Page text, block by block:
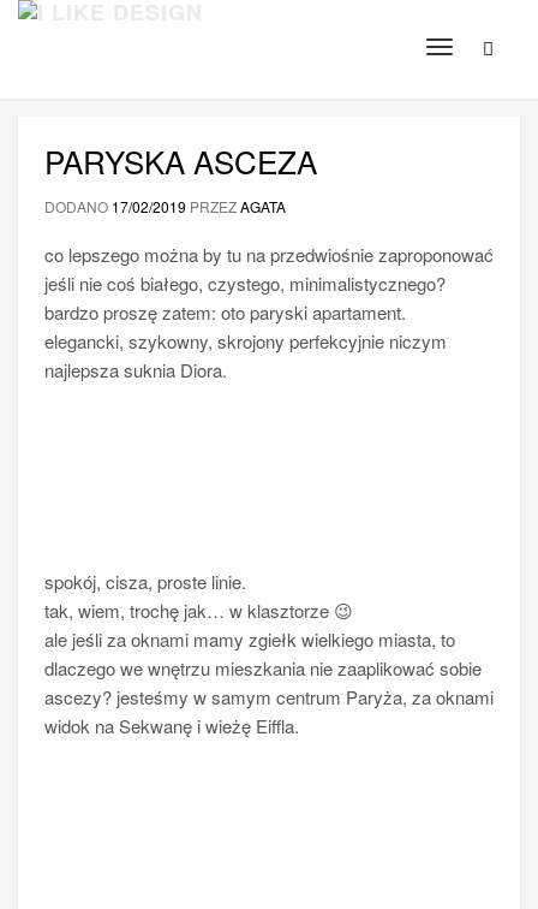
Toggle
PARYSKA ASCEZA
DODANO 17/02/2019 PRZEZAGATA
co lepszego można by tu na przedwiośnie zaproponować
jeśli nie coś białego, czystego, minimalistycznego?
bardzo proszę zatem: oto paryski apartament.
elegancki, szykowny, skrojony perfekcyjnie niczym
najlepsza suknia Diora.
spokój, cisza, proste linie.
tak, wiem, trochę jak… w klasztorze 😉
ale jeśli za oknami mamy zgiełk wielkiego miasta, to
dlaczego we wnętrzu mieszkania nie zaaplikować sobie
ascezy? jesteśmy w samym centrum Paryża, za oknami
widok na Sekwanę i wieżę Eiffla.